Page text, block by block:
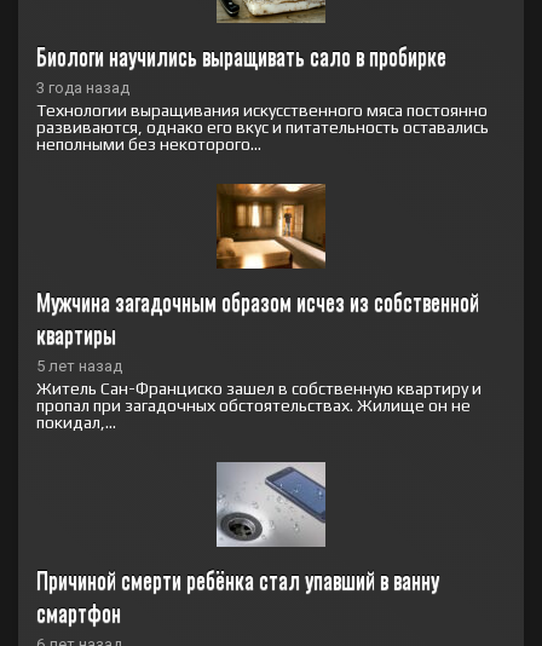
Биологи научились выращивать сало в пробирке
3 года назад
Технологии выращивания искусственного мяса постоянно
развиваются, однако его вкус и питательность оставались
неполными без некоторого...
Мужчина загадочным образом исчез из собственной
квартиры
5 лет назад
Житель Сан-Франциско зашел в собственную квартиру и
пропал при загадочных обстоятельствах. Жилище он не
покидал,...
Причиной смерти ребёнка стал упавший в ванну
смартфон